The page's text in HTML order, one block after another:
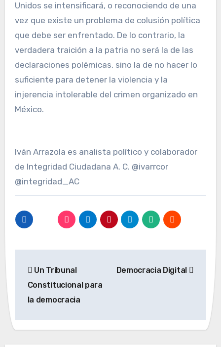
Unidos se intensificará, o reconociendo de una
vez que existe un problema de colusión política
que debe ser enfrentado. De lo contrario, la
verdadera traición a la patria no será la de las
declaraciones polémicas, sino la de no hacer lo
suficiente para detener la violencia y la
injerencia intolerable del crimen organizado en
México.
Iván Arrazola es analista político y colaborador
de Integridad Ciudadana A. C. @ivarrcor
@integridad_AC
de
entradas
Un Tribunal
Constitucional para
la democracia
Democracia Digital